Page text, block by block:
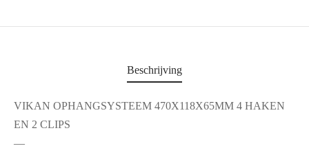
Beschrijving
VIKAN OPHANGSYSTEEM 470X118X65MM 4 HAKEN
EN 2 CLIPS
—